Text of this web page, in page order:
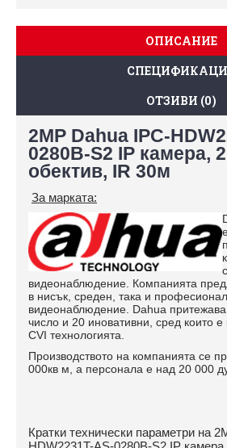
ОПИСАНИЕ
ОТЗИВИ (0)
2MP Dahua IPC-
0280B-S2 IP камера,
обектив, IR 30м
За марката:
видеонаблюдение. Компанията
в нисък, среден, така и
видеонаблюдение. Dahua притежава
число и 20 иновативни, сред които е
CVI технологията.
Производството на компанията се
000кв м, а персонала е над 20 000
Кратки технически параметри на